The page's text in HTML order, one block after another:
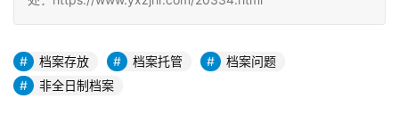
档案存放 档案托管
档案问题
非全日制档案